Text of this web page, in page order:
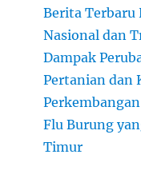
Berita Terbaru
Nasional dan
Dampak
Pertanian dan
Flu Burung
Timur